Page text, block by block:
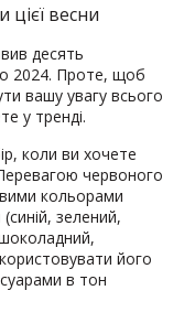
весни
десять
2024. Проте, щоб
вашу увагу всього
у тренді.
коли ви хочете
червоного
кольорами
зелений,
його
в тон